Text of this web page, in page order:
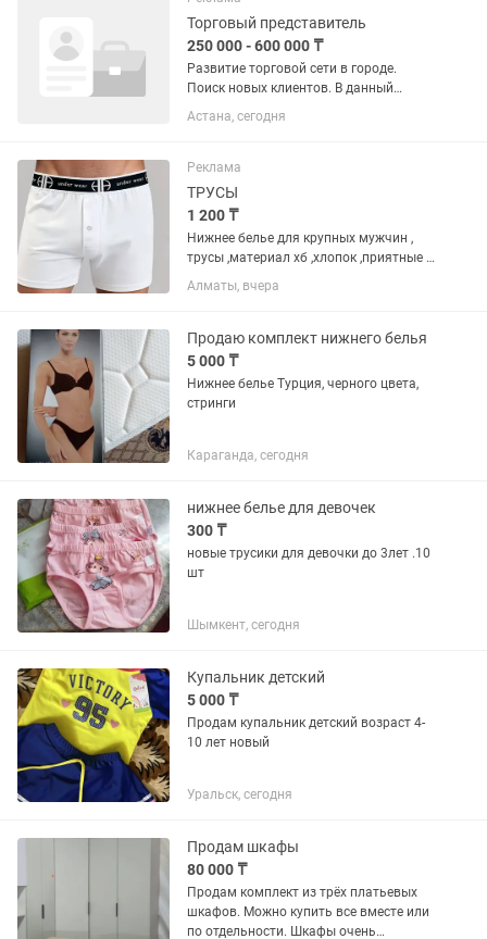
Торговый представитель
250 000 - 600 000 ₸
Развитие торговой сети в городе.
Поиск новых клиентов. В данный
момент наша компания ищет
торгового представителя на категорию
Астана, сегодня
Реклама
ТРУСЫ
1 200 ₸
Нижнее белье для крупных мужчин ,
трусы ,материал хб ,хлопок ,приятные к
телу ,не садяться, не линяют,
качественно сшиты , не
Алматы, вчера
Продаю комплект нижнего белья
5 000 ₸
Нижнее белье Турция, черного цвета,
стринги
Караганда, сегодня
нижнее белье для девочек
300 ₸
новые трусики для девочки до 3лет .10
шт
Шымкент, сегодня
Купальник детский
5 000 ₸
Продам купальник детский возраст 4-
10 лет новый
Уральск, сегодня
Продам шкафы
80 000 ₸
Продам комплект из трёх платьевых
шкафов. Можно купить все вместе или
по отдельности. Шкафы очень